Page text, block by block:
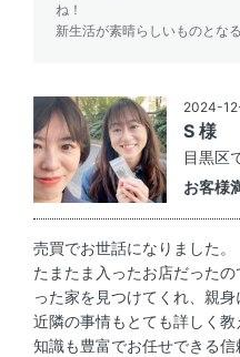
ね！
新生活が素晴らしいものとな
2024-
S 様
目黒区
お客様
売買でお世話になりました。
たまたま入ったお店だった
った家を見つけてくれ、親身
近隣の事情もとても詳しく
知識も豊富でお任せできる信